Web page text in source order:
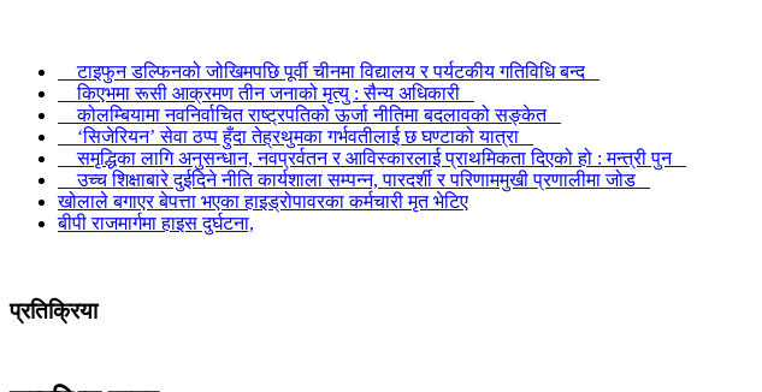
टाइफुन डल्फिनको जोखिमपछि पूर्वी चीनमा विद्यालय र पर्यटकीय गतिविधि बन्द
किएभमा रूसी आक्रमण तीन जनाको मृत्यु : सैन्य अधिकारी
कोलम्बियामा नवनिर्वाचित राष्ट्रपतिको ऊर्जा नीतिमा बदलावको सङ्केत
‘सिजेरियन’ सेवा ठप्प हुँदा तेह्रथुमका गर्भवतीलाई छ घण्टाको यात्रा
समृद्धिका लागि अनुसन्धान, नवप्रर्वतन र आविस्कारलाई प्राथमिकता दिएको हो : मन्त्री पुन
उच्च शिक्षाबारे दुईदिने नीति कार्यशाला सम्पन्न, पारदर्शी र परिणाममुखी प्रणालीमा जोड
खोलाले बगाएर बेपत्ता भएका हाइड्रोपावरका कर्मचारी मृत भेटिए
बीपी राजमार्गमा हाइस दुर्घटना,
प्रतिक्रिया